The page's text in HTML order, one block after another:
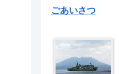
ごあいさつ